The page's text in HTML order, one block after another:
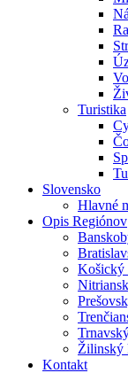
Turistika
Slovensko
Hlavné
Opis Regiónov
Košický
Žilinský
Kontakt